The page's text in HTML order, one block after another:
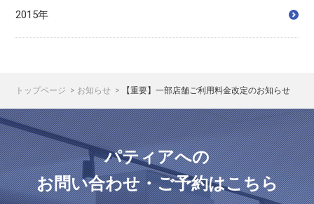
2015年
トップページ お知らせ 【重要】一部店舗ご利用料金改定のお知らせ
パティアへの
お問い合わせ・ご予約はこちら